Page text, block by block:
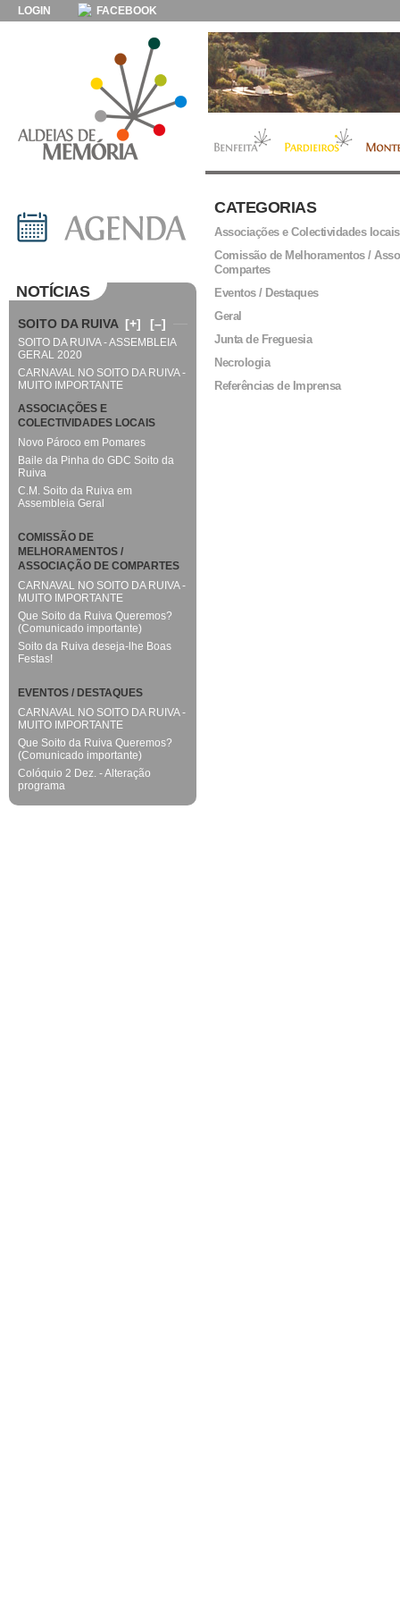
LOGIN FACEBOOK
CATEGORIAS
Associações e Colectividades locais
Comissão de Melhoramentos /
Compartes
Eventos / Destaques
Geral
Junta de Freguesia
Necrologia
Referências de Imprensa
NOTÍCIAS
SOITO DA RUIVA [+] [–]
SOITO DA RUIVA - ASSEMBLEIA
GERAL 2020
CARNAVAL NO SOITO DA RUIVA -
MUITO IMPORTANTE
ASSOCIAÇÕES E
COLECTIVIDADES LOCAIS
Novo Pároco em Pomares
Baile da Pinha do GDC Soito da
Ruiva
C.M. Soito da Ruiva em
Assembleia Geral
COMISSÃO DE
MELHORAMENTOS /
ASSOCIAÇÃO DE COMPARTES
CARNAVAL NO SOITO DA RUIVA -
MUITO IMPORTANTE
Que Soito da Ruiva Queremos?
(Comunicado importante)
Soito da Ruiva deseja-lhe Boas
Festas!
EVENTOS / DESTAQUES
CARNAVAL NO SOITO DA RUIVA -
MUITO IMPORTANTE
Que Soito da Ruiva Queremos?
(Comunicado importante)
Colóquio 2 Dez. - Alteração
programa